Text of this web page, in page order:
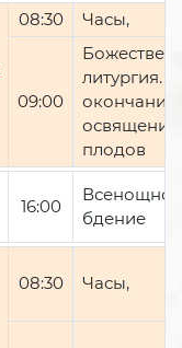
08:30 Часы,
09:00
литургия.
окончании
освящение
плодов
16:00
Всенощное
бдение
08:30 Часы,